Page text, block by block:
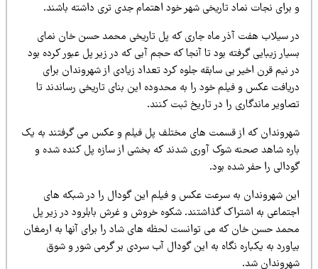
برای نجات نماد تاریخی شهر خود اهتمام جدی تری داشته باشند.
سیلاب هفت آذر ماه جاری که پل تاریخی محمد حسن خان نمای
زیبایی گرفته بود تا آنجا که حجم آبی که در زیر پل عبور کرده بود
نیم قرن اخیر بی سابقه جلوه کرد تعداد زیادی از شهروندان برای
عکس و فیلم خود را به محدوده این بنای تاریخی رساندند تا
ماندگاری را در تاریخ ثبت کنند.
که از قسمت های مختلف پل فیلم و عکس می گرفتند به یک
شاهد صحنه شوک آوری شدند که بخشی از سازه پل کنده شده و
را حفر شده بود.
شهروندان به سرعت عکس و فیلم این گودال را در شبکه های
به اشتراک گذاشتند. شکوه خروش و غرش بابلرود در زیر پل
حسن خان که می توانست لحظه های شاد را برای آنها به ارمغان
به یکباره نگاه به این گودال آب سردی بر گرمی شور و شوق
شد.